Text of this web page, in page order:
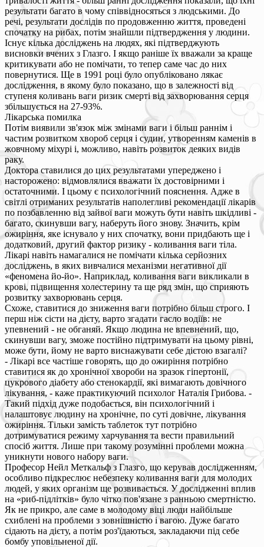
результати багато в чому співвідносяться з людськими. До
речі, результати дослідів по продовженню життя, проведені
спочатку на рибах, потім знайшли підтвердження у людини.
Існує кілька досліджень на людях, які підтверджують
висновки вчених з Глазго. І якщо раніше їх вважали за краще
критикувати або не помічати, то тепер саме час до них
повернутися. Ще в 1991 році було опубліковано лякає
дослідження, в якому було показано, що в залежності від
ступеня коливань ваги ризик смерті від захворювання серця
збільшується на 27-93%.
Лікарська помилка
Потім виявили зв'язок між змінами ваги і більш раннім і
частим розвитком хвороб серця і судин, утворенням каменів в
жовчному міхурі і, можливо, навіть розвиток деяких видів
раку.
Доктора ставилися до цих результатами упереджено і
насторожено: відмовлялися вважати їх достовірними і
остаточними. І цьому є психологічний пояснення. Адже в
світлі отриманих результатів наполегливі рекомендації лікарів
по позбавленню від зайвої ваги можуть бути навіть шкідливі -
багато, скинувши вагу, наберуть його знову. Значить, крім
ожиріння, яке існувало у них спочатку, вони придбають ще і
додатковий, другий фактор ризику - коливання ваги тіла.
Лікарі навіть намагалися не помічати кілька серйозних
досліджень, в яких вивчалися механізми негативної дії
«феномена йо-йо». Наприклад, коливання ваги викликали в
крові, підвищення холестерину та ще ряд змін, що сприяють
розвитку захворювань серця.
Схоже, ставитися до зниження ваги потрібно більш строго. І
перш ніж сісти на дієту, варто згадати гасло водіїв: не
упевнений - не обганяй. Якщо людина не впевнений, що,
скинувши вагу, зможе постійно підтримувати на цьому рівні,
може бути, йому не варто виснажувати себе дієтою взагалі?
- Лікарі все частіше говорять, що до ожиріння потрібно
ставитися як до хронічної хвороби на зразок гіпертонії,
цукрового діабету або стенокардії, які вимагають довічного
лікування, - каже практикуючий психолог Наталія Грибова. -
Такий підхід дуже подобається, він психологічний і
налаштовує людину на хронічне, по суті довічне, лікування
ожиріння. Тільки замість таблеток тут потрібно
дотримуватися режиму харчування та вести правильний
спосіб життя. Лише при такому розумінні проблеми можна
уникнути нового набору ваги.
Професор Нейл Меткальф з Глазго, що керував дослідженням,
особливо підкреслює небезпеку коливання ваги для молодих
людей, у яких організм ще розвивається. У дослідженні вплив
на «риб-підлітків» було чітко пов'язане з ранньою смертністю.
Як не прикро, але саме в молодому віці люди найбільше
схиблені на проблеми з зовнішністю і вагою. Дуже багато
сідають на дієту, а потім роз'їдаються, закладаючи під себе
бомбу уповільненої дії.